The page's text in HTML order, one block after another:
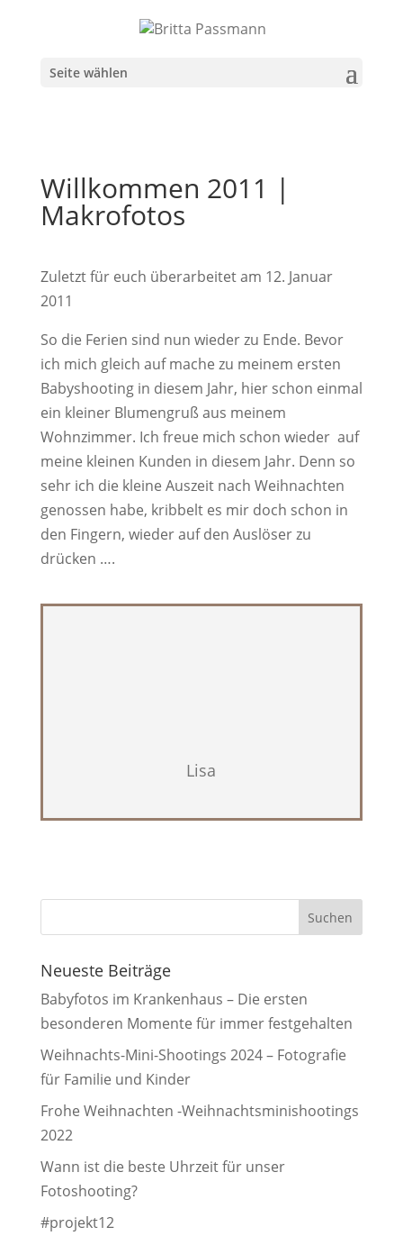
Seite wählen
Willkommen 2011 |
Makrofotos
Zuletzt für euch überarbeitet am 12. Januar
2011
So die Ferien sind nun wieder zu Ende. Bevor
ich mich gleich auf mache zu meinem ersten
Babyshooting in diesem Jahr, hier schon einmal
ein kleiner Blumengruß aus meinem
Wohnzimmer. Ich freue mich schon wieder auf
meine kleinen Kunden in diesem Jahr. Denn so
sehr ich die kleine Auszeit nach Weihnachten
genossen habe, kribbelt es mir doch schon in
den Fingern, wieder auf den Auslöser zu
drücken ….
Lisa
Neueste Beiträge
Babyfotos im Krankenhaus – Die ersten
besonderen Momente für immer festgehalten
Weihnachts-Mini-Shootings 2024 – Fotografie
für Familie und Kinder
Frohe Weihnachten -Weihnachtsminishootings
2022
Wann ist die beste Uhrzeit für unser
Fotoshooting?
#projekt12